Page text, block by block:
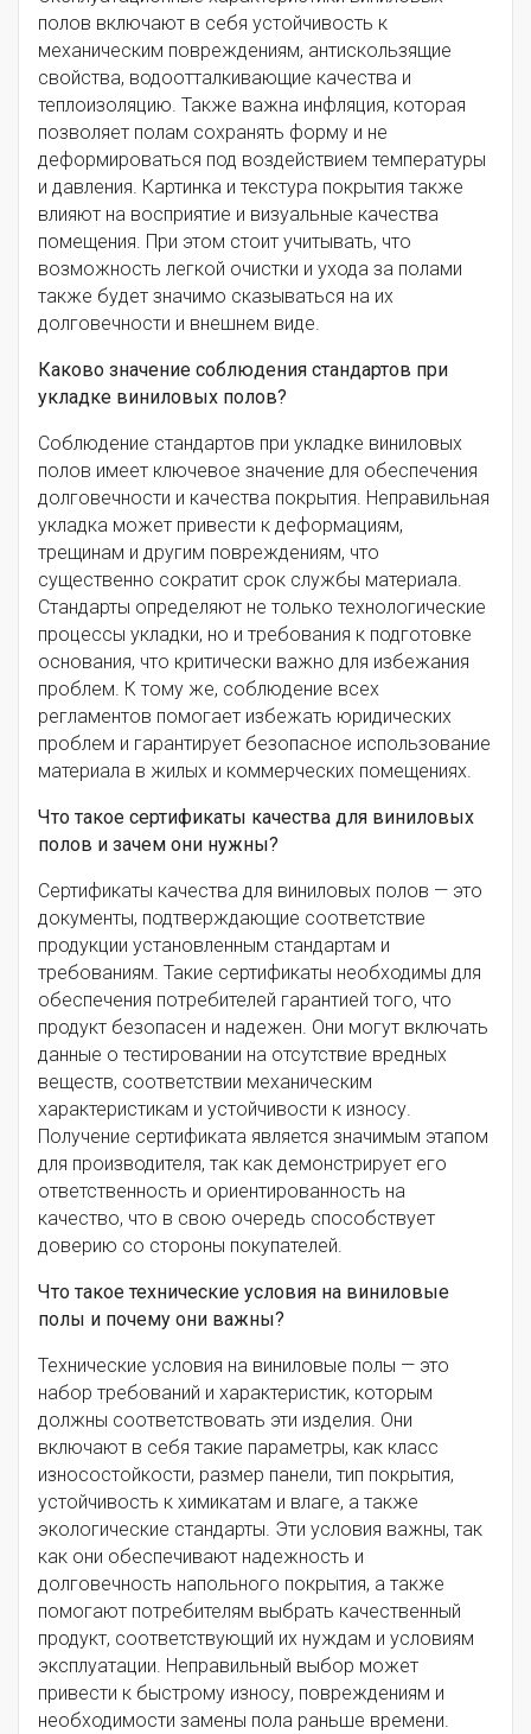
полов включают в себя устойчивость к
механическим повреждениям, антискользящие
свойства, водоотталкивающие качества и
теплоизоляцию. Также важна инфляция, которая
позволяет полам сохранять форму и не
деформироваться под воздействием температуры
и давления. Картинка и текстура покрытия также
влияют на восприятие и визуальные качества
помещения. При этом стоит учитывать, что
возможность легкой очистки и ухода за полами
также будет значимо сказываться на их
долговечности и внешнем виде.
Каково значение соблюдения стандартов при
укладке виниловых полов?
Соблюдение стандартов при укладке виниловых
полов имеет ключевое значение для обеспечения
долговечности и качества покрытия. Неправильная
укладка может привести к деформациям,
трещинам и другим повреждениям, что
существенно сократит срок службы материала.
Стандарты определяют не только технологические
процессы укладки, но и требования к подготовке
основания, что критически важно для избежания
проблем. К тому же, соблюдение всех
регламентов помогает избежать юридических
проблем и гарантирует безопасное использование
материала в жилых и коммерческих помещениях.
Что такое сертификаты качества для виниловых
полов и зачем они нужны?
Сертификаты качества для виниловых полов — это
документы, подтверждающие соответствие
продукции установленным стандартам и
требованиям. Такие сертификаты необходимы для
обеспечения потребителей гарантией того, что
продукт безопасен и надежен. Они могут включать
данные о тестировании на отсутствие вредных
веществ, соответствии механическим
характеристикам и устойчивости к износу.
Получение сертификата является значимым этапом
для производителя, так как демонстрирует его
ответственность и ориентированность на
качество, что в свою очередь способствует
доверию со стороны покупателей.
Что такое технические условия на виниловые
полы и почему они важны?
Технические условия на виниловые полы — это
набор требований и характеристик, которым
должны соответствовать эти изделия. Они
включают в себя такие параметры, как класс
износостойкости, размер панели, тип покрытия,
устойчивость к химикатам и влаге, а также
экологические стандарты. Эти условия важны, так
как они обеспечивают надежность и
долговечность напольного покрытия, а также
помогают потребителям выбрать качественный
продукт, соответствующий их нуждам и условиям
эксплуатации. Неправильный выбор может
привести к быстрому износу, повреждениям и
необходимости замены пола раньше времени.